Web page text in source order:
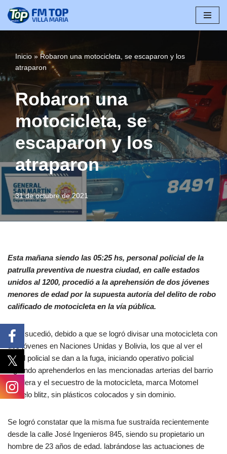
contenido
Inicio »Robaron una motocicleta, se escaparon y los
atraparon
Robaron una
motocicleta, se
escaparon y los
atraparon
31 de octubre de 2021
Esta mañana siendo las 05:25 hs, personal policial de la
patrulla preventiva de nuestra ciudad, en calle estados
unidos al 1200, procedió a la aprehensión de dos jóvenes
menores de edad por la supuesta autoría del delito de robo
calificado de motocicleta en la vía pública.
Esto sucedió, debido a que se logró divisar una motocicleta con
dos jóvenes en Naciones Unidas y Bolivia, los que al ver el
móvil policial se dan a la fuga, iniciando operativo policial
logrando aprehenderlos en las mencionadas arterias del barrio
la calera y el secuestro de la motocicleta, marca Motomel
modelo blitz, sin plásticos colocados y sin dominio.
Se logró constatar que la misma fue sustraída recientemente
desde la calle José Ingenieros 845, siendo su propietario un
hombre de 23 años de edad. labrándose las actuaciones de